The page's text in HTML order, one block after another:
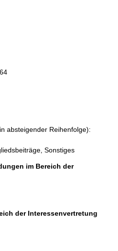
absteigender Reihenfolge):
Sonstiges
im Bereich der
der Interessenvertretung